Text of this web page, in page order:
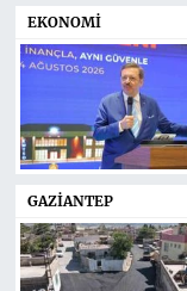
EKONOMİ
GAZIANTEP